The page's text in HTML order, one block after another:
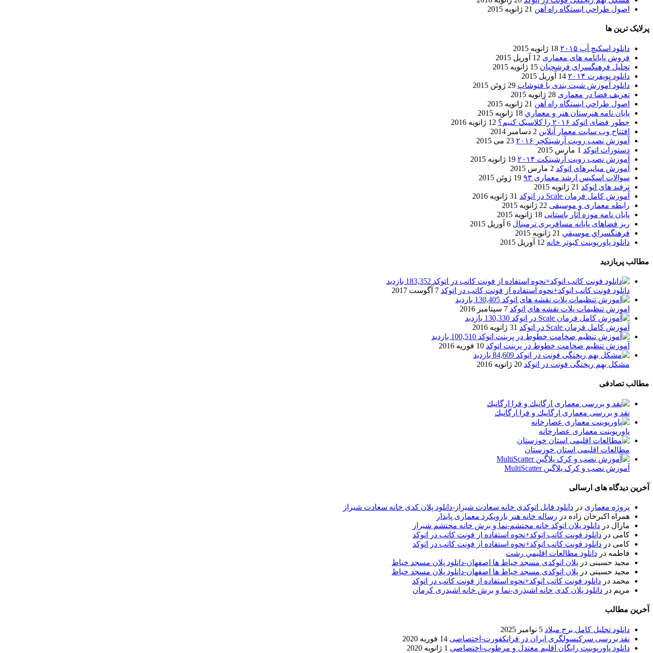
اصول طراحي ایستگاه راه آهن 21 ژانویه 2015
پرلایک ترین ها
دانلود اسکیچ آپ ۲۰۱۵
18 ژانویه 2015
فروش پایانامه های معماری 12 آوریل 2015
تحلیل فرهنگسرای فرشچیان 15 ژانویه 2015
دانلود نویفرت ۲۰۱۴
14 آوریل 2015
دانلود آموزش شیت بندی با فتوشاپ 29 ژوئن 2015
تعریف فضا در معماری 28 ژانویه 2015
اصول طراحي ایستگاه راه آهن 21 ژانویه 2015
پایان نامه هنرستان هنر و معماري 18 ژانویه 2015
چطور فضای اتوکد ۲۰۱۶ را کلاسیک کنیم؟
12 ژانویه 2016
افتتاح وب سایت معمار آنلاین 2 دسامبر 2014
آموزش نصب رویت آرشیتکچر ۲۰۱۶
23 می 2015
دستورات اتوکد 1 مارس 2015
آموزش نصب رویت آرشیتکت ۲۰۱۴
19 ژانویه 2015
آموزش میانبرهای اتوکد 2 مارس 2015
سوالات اسکیس ارشد معماری ۹۳
19 ژوئن 2015
ترفند های اتوکد 21 ژانویه 2015
آموزش کامل فرمان Scale در اتوکد
31 ژانویه 2016
رابطه معماری و موسیقی 22 ژانویه 2015
پایان نامه موزه آثار باستانی 18 ژانویه 2015
ریز فضاهای پایانه مسافربری ترمینال 6 آوریل 2015
فرهنگسراي موسيقي 21 ژانویه 2015
دانلود پاورپوینت کبوتر خانه 12 آوریل 2015
مطالب پربازدید
183,352 بازدید
دانلود فونت کاتب اتوکد+نحوه استفاده از فونت کاتب در اتوکد 7 آگوست 2017
130,405 بازدید
اموزش تنظیمات پلات نقشه های اتوکد 7 سپتامبر 2016
130,330 بازدید
آموزش کامل فرمان Scale در اتوکد
31 ژانویه 2016
100,510 بازدید
آموزش تنظیم ضخامت خطوط در پرینت اتوکد 10 فوریه 2016
84,609 بازدید
مشکل بهم ریختگی فونت در اتوکد 20 ژانویه 2016
مطالب تصادفی
نقد و بررسی معماری ارگانيك و فرا ارگانيك
پاورپوینت معماری عصارخانه
مطالعات اقلیمی استان خوزستان
آموزش نصب و کرک پلاگین MultiScatter
آخرین دیدگاه های ارسالی
پروژه معماری در دانلود فایل اتوکدی خانه سعادت شیراز-دانلود پلان کدی خانه سعادت شیراز
همراه اکبرخان زاده در رساله خانه هنر بارویکرد معماری پایدار
مارال در دانلود پلان اتوکد خانه محتشم-نما و برش خانه محتشم شیراز
کامی در دانلود فونت کاتب اتوکد+نحوه استفاده از فونت کاتب در اتوکد
کامی در دانلود فونت کاتب اتوکد+نحوه استفاده از فونت کاتب در اتوکد
فاطمه در دانلود مطالعات اقليمي رشت
مجید حسینی در پلان اتوکدی مسجد خیاط ها اصفهان-دانلود پلان مسجد خیاط
مجید حسینی در پلان اتوکدی مسجد خیاط ها اصفهان-دانلود پلان مسجد خیاط
محمد در دانلود فونت کاتب اتوکد+نحوه استفاده از فونت کاتب در اتوکد
مریم در دانلود پلان کدی خانه اشیدری-نما و برش خانه اشیدری کرمان
آخرین مطالب
دانلود تحلیل کامل برج میلاد 5 نوامبر 2025
نقد بررسی سرکنسولگری ایران در فرانکفورت-اختصاصی 14 فوریه 2020
دانلود پاورپوینت رایگان اقلیم معتدل و مرطوب-اختصاصی 1 ژانویه 2020